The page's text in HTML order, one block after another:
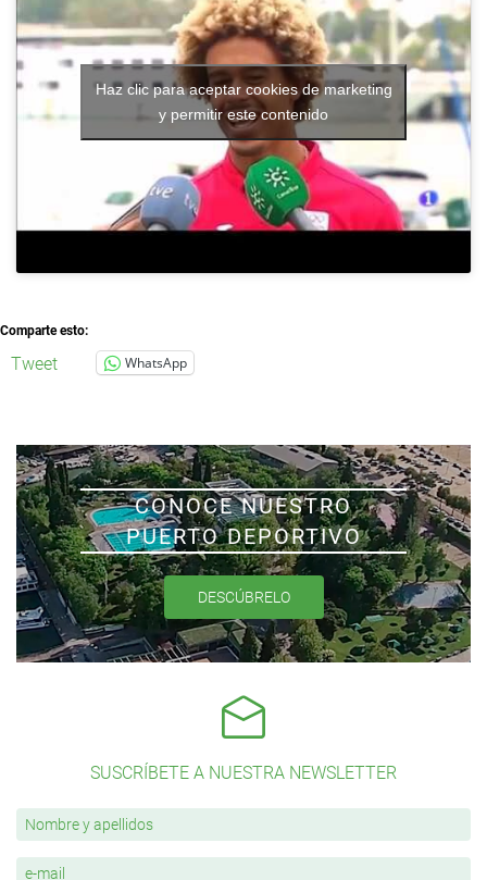
Haz clic para aceptar cookies de marketing
y permitir este contenido
Comparte esto:
Tweet WhatsApp
CONOCE NUESTRO
PUERTO DEPORTIVO
DESCÚBRELO
SUSCRÍBETE A NUESTRA NEWSLETTER